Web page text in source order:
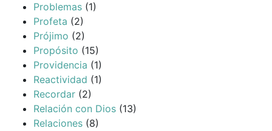
Problemas (1)
Profeta (2)
Prójimo (2)
Propósito (15)
Providencia (1)
Reactividad (1)
Recordar (2)
Relación con Dios (13)
Relaciones (8)